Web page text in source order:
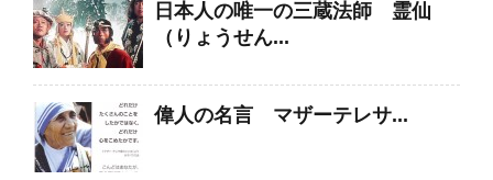
日本人の唯一の三蔵法師 霊仙
（りょうせん...
偉人の名言 マザーテレサ...